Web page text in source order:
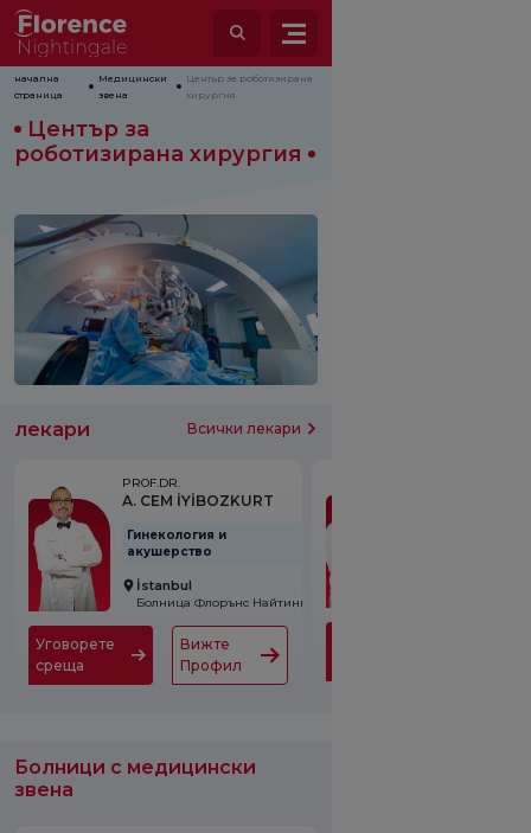
начална
страница
Медицински
звена
Център за роботизирана
хирургия
Център за
роботизирана хирургия
лекари Всички лекари
PROF.DR.
A. CEM İYİBOZKURT
Гинекология и
акушерство
İstanbul
Уговорете
среща
Вижте
Профил
Болници с медицински
звена